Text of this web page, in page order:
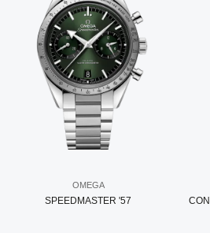
OMEGA
SPEEDMASTER '57